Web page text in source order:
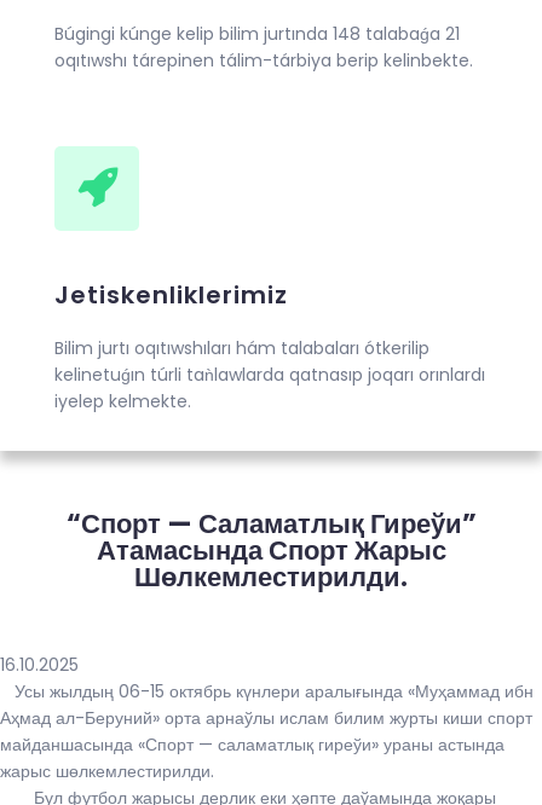
Búgingi kúnge kelip bilim jurtında 148 talabaǵa 21
oqıtıwshı tárepinen tálim-tárbiya berip kelinbekte.
Jetiskenliklerimiz
Bilim jurtı oqıtıwshıları hám talabaları ótkerilip
kelinetuǵın túrli taǹlawlarda qatnasıp joqarı orınlardı
iyelep kelmekte.
“Спорт — Саламатлық Гиреўи”
Атамасында Спорт Жарыс
Шөлкемлестирилди.
16.10.2025
Усы жылдың 06-15 октябрь күнлери аралығында «Муҳаммад ибн
Аҳмад ал-Беруний» орта арнаўлы ислам билим журты киши спорт
майданшасында «Спорт — саламатлық гиреўи» ураны астында
жарыс шөлкемлестирилди.
Бул футбол жарысы дерлик еки ҳәпте даўамында жоқары